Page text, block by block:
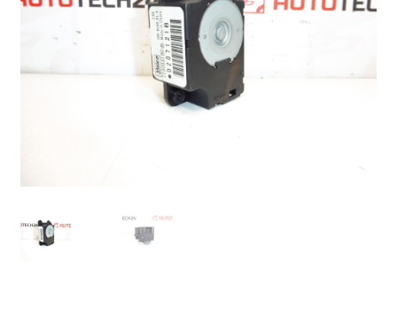
Kontakte
Kurv
Om os